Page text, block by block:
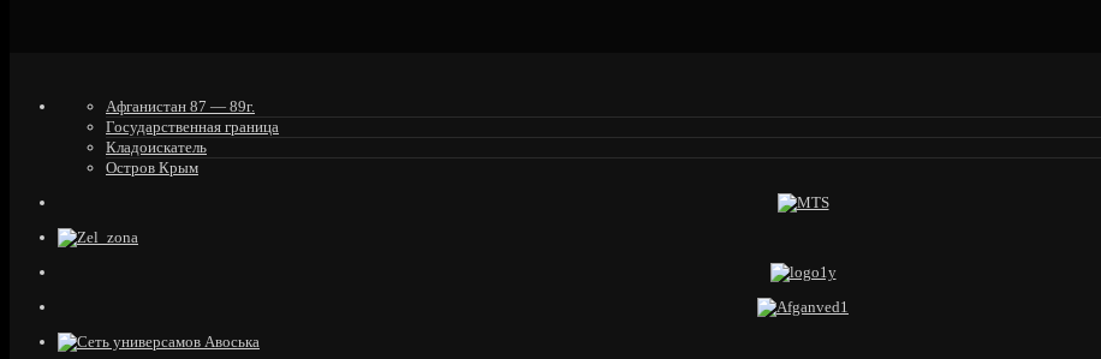
Афганистан 87 — 89г.
Государственная граница
Кладоискатель
Остров Крым